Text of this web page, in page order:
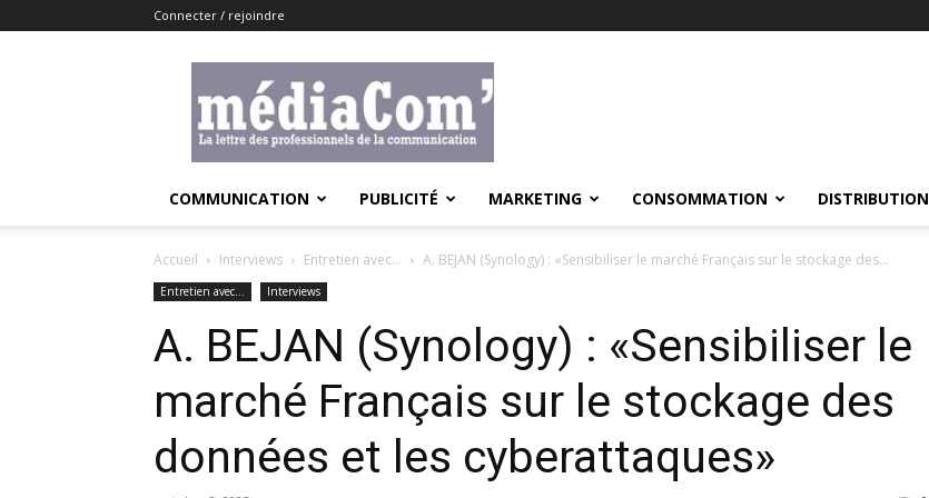
Connecter / rejoindre
COMMUNICATION PUBLICITÉ MARKETING CONSOMMATION DISTRIBUTION
Accueil Interviews Entretien avec... A. BEJAN (Synology) : «Sensibiliser le marché Français sur le stockage des...
Entretien avec... Interviews
A. BEJAN (Synology) : «Sensibiliser le
marché Français sur le stockage des
données et les cyberattaques»